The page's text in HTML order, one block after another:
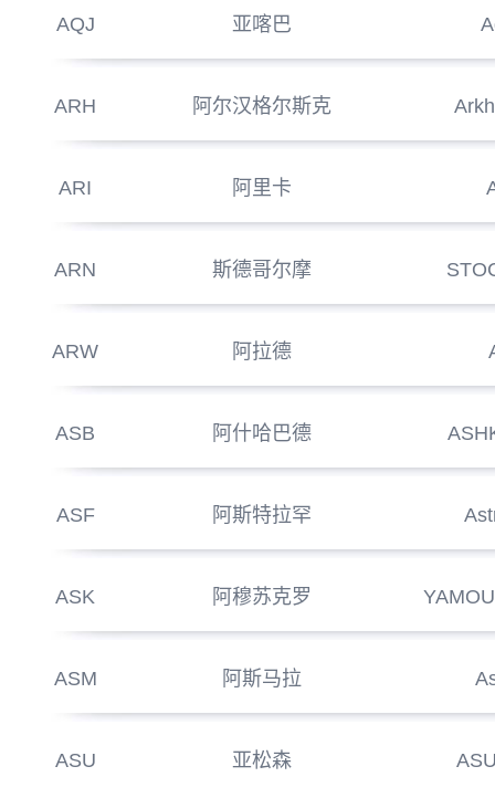
AQJ 亚喀巴
ARH 阿尔汉格尔斯克
ARI 阿里卡
ARN 斯德哥尔摩
ARW 阿拉德
ASB 阿什哈巴德
ASF 阿斯特拉罕
ASK 阿穆苏克罗
ASM 阿斯马拉
ASU 亚松森